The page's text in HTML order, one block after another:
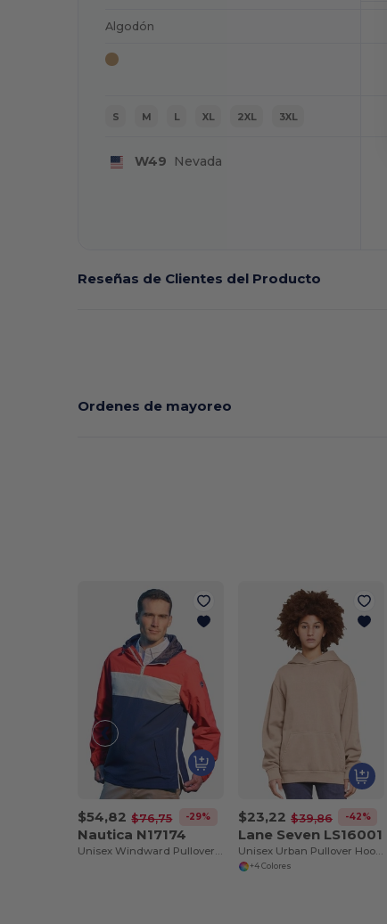
Algodón
S M L XL 2XL 3XL
W49 Nevada
Reseñas de Clientes del Producto
Ordenes de mayoreo
$54,82 $76,75 -29%
Nautica N17174
Unisex Windward Pullover Anorak
$23,22 $39,86 -42%
Lane Seven LS16001
Unisex Urban Pullover Hooded Sweatshirt
+4 Colores